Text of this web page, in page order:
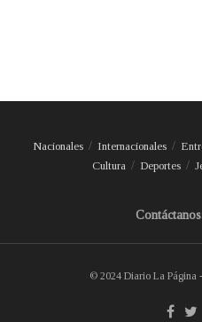
Nacionales Internacionales
Cultura
Deportes
© 2024 Diario La Página